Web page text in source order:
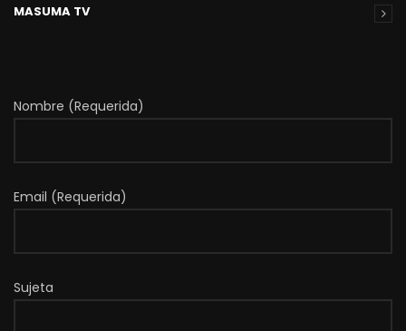
MASUMA TV
Nombre (Requerida)
Email (Requerida)
Sujeta